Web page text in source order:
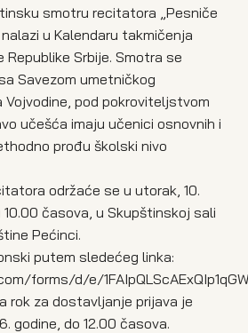
smotru recitatora „Pesniče
u Kalendaru takmičenja
Srbije. Smotra se
Savezom umetničkog
pod pokroviteljstvom
učešća imaju učenici osnovnih i
prođu školski nivo
održaće se u utorak, 10.
časova, u Skupštinskoj sali
Pećinci.
putem sledećeg linka:
forms/d/e/
rok za dostavljanje prijava je
godine, do 12.00 časova.